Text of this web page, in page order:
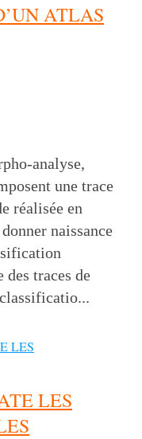
ATLAS
analyse,
une trace
réalisée en
naissance
des traces de
LES